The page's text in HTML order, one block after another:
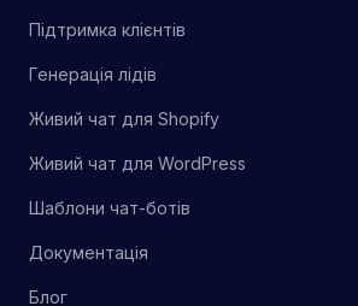
Підтримка клієнтів
Генерація лідів
Живий чат для Shopify
Живий чат для WordPress
Шаблони чат-ботів
Документація
Блог